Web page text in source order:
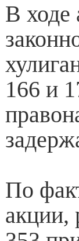
В ходе
166 и
По
акции,